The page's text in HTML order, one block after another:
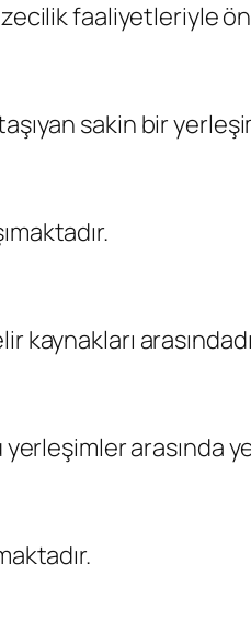
faaliyetleriyle
sakin bir
arasında